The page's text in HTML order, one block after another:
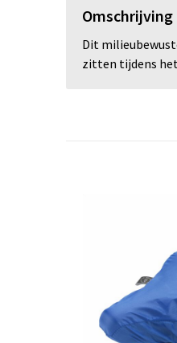
Omschrijving
Dit
zitten tijdens